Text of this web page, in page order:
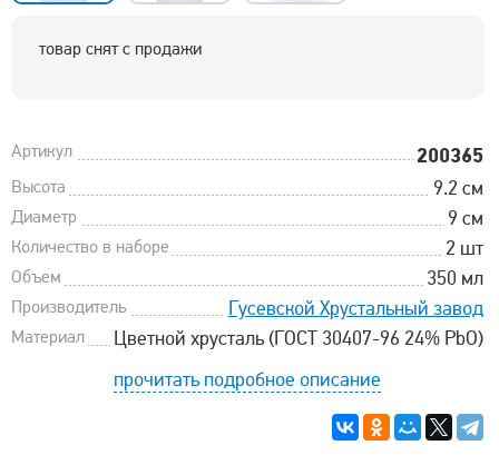
товар снят с продажи
Артикул 200365
Высота 9.2 см
Диаметр 9 см
Количество в наборе 2 шт
Объем 350 мл
Производитель Гусевской Хрустальный завод
Материал
Цветной хрусталь (ГОСТ 30407-96 24% PbO)
прочитать подробное описание